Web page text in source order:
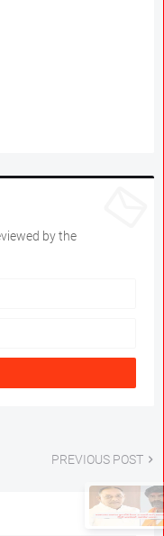
by the
PREVIOUS POST
×
Babanrao Taywade